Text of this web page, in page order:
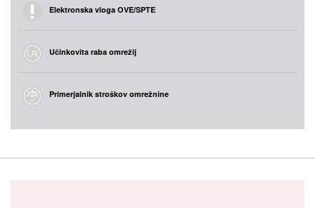
Elektronska vloga OVE/SPTE
Učinkovita raba omrežij
Primerjalnik stroškov omrežnine